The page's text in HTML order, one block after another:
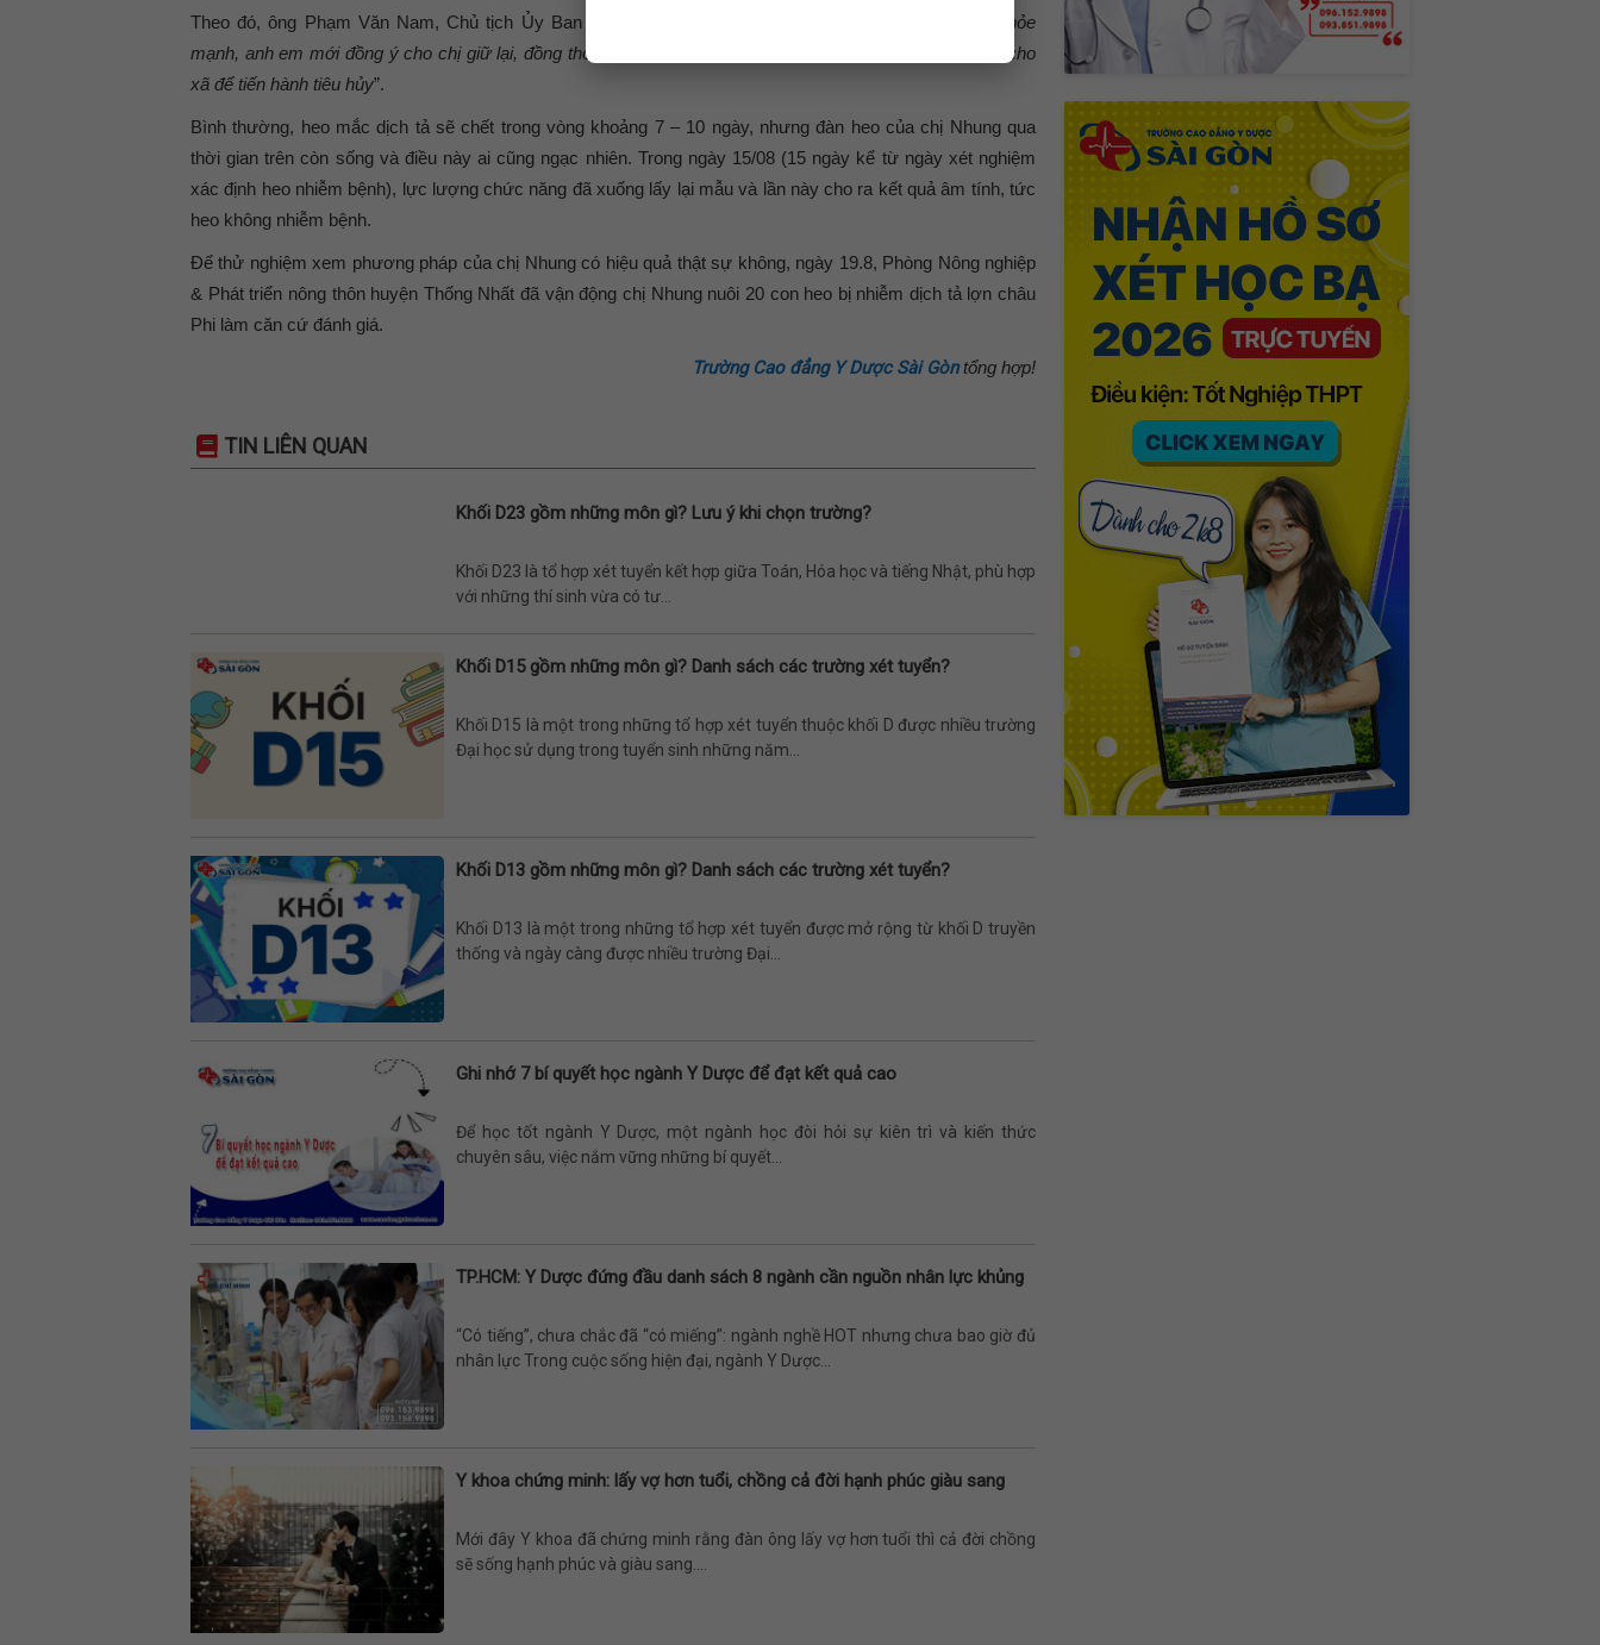
Theo đó, ông Phạm Văn Nam, Chủ tịch Ủy Ban Nhân dân xã Quang Trung có nói: “
Thấy đàn heo khỏe
mạnh, anh em mới đồng ý cho chị giữ lại, đồng thời yêu cầu viết cam kết khi heo mà chết thì báo ngay cho
xã để tiến hành tiêu hủy”.
Bình thường, heo mắc dịch tả sẽ chết trong vòng khoảng 7 – 10 ngày, nhưng đàn heo của chị Nhung qua
thời gian trên còn sống và điều này ai cũng ngạc nhiên. Trong ngày 15/08 (15 ngày kể từ ngày xét nghiệm
xác định heo nhiễm bệnh), lực lượng chức năng đã xuống lấy lại mẫu và lần này cho ra kết quả âm tính, tức
heo không nhiễm bệnh.
Để thử nghiệm xem phương pháp của chị Nhung có hiệu quả thật sự không, ngày 19.8, Phòng Nông nghiệp
& Phát triển nông thôn huyện Thống Nhất đã vận động chị Nhung nuôi 20 con heo bị nhiễm dịch tả lợn châu
Phi làm căn cứ đánh giá.
Trường Cao đẳng Y Dược Sài Gòntổng hợp!
TIN LIÊN QUAN
Khối D23 gồm những môn gì? Lưu ý khi chọn trường?
Khối D23 là tổ hợp xét tuyển kết hợp giữa Toán, Hóa học và tiếng Nhật, phù hợp
với những thí sinh vừa có tư...
Khối D15 gồm những môn gì? Danh sách các trường xét tuyển?
Khối D15 là một trong những tổ hợp xét tuyển thuộc khối D được nhiều trường
Đại học sử dụng trong tuyển sinh những năm...
Khối D13 gồm những môn gì? Danh sách các trường xét tuyển?
Khối D13 là một trong những tổ hợp xét tuyển được mở rộng từ khối D truyền
thống và ngày càng được nhiều trường Đại...
Ghi nhớ 7 bí quyết học ngành Y Dược để đạt kết quả cao
Để học tốt ngành Y Dược, một ngành học đòi hỏi sự kiên trì và kiến thức
chuyên sâu, việc nắm vững những bí quyết...
TP.HCM: Y Dược đứng đầu danh sách 8 ngành cần nguồn nhân lực khủng
“Có tiếng”, chưa chắc đã “có miếng”: ngành nghề HOT nhưng chưa bao giờ đủ
nhân lực Trong cuộc sống hiện đại, ngành Y Dược...
Y khoa chứng minh: lấy vợ hơn tuổi, chồng cả đời hạnh phúc giàu sang
Mới đây Y khoa đã chứng minh rằng đàn ông lấy vợ hơn tuổi thì cả đời chồng
sẽ sống hạnh phúc và giàu sang....